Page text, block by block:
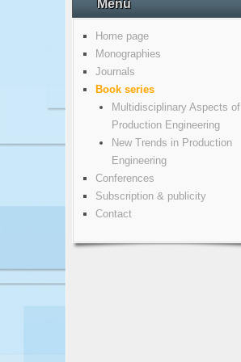
Menu
Home page
Monographies
Journals
Book series
Multidisciplinary Aspects of
Production Engineering
New Trends in Production
Engineering
Conferences
Subscription & publicity
Contact